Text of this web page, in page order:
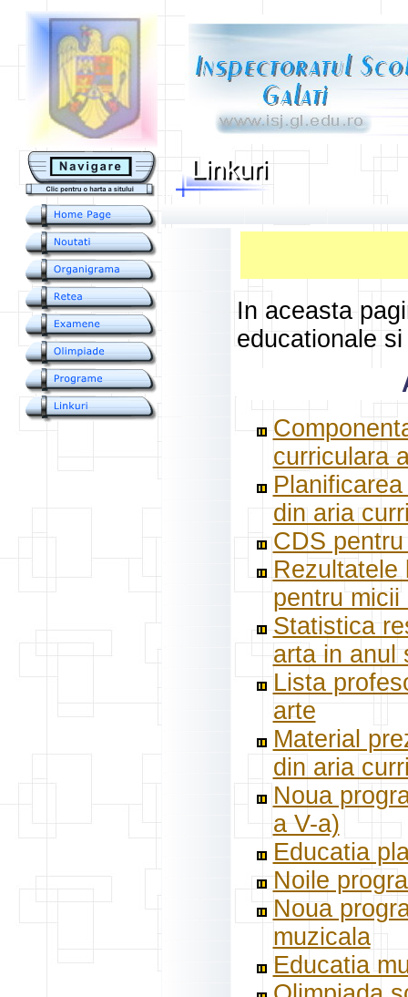
In aceasta
educationale
curriculara
din aria
CDS
Rezultatele
pentru
Statistica
arta in anul
Lista
arte
Material
din aria
Noua
a V-a)
Educatia
Noile
Noua
muzicala
Educatia